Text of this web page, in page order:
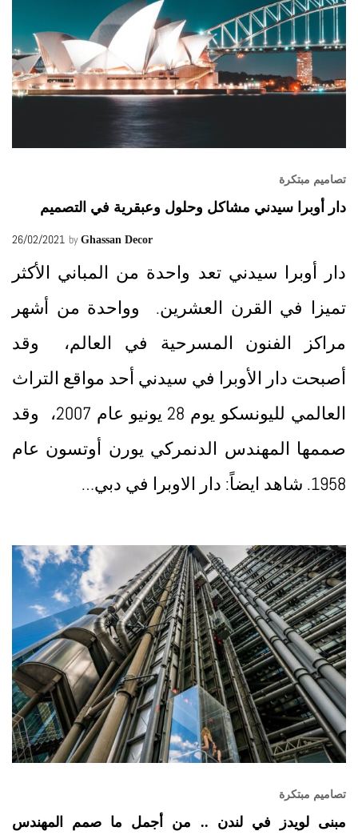
تصاميم مبتكرة
دار أوبرا سيدني مشاكل وحلول وعبقرية في التصميم
26/02/2021 by Ghassan Decor
دار أوبرا سيدني تعد واحدة من المباني الأكثر
تميزا في القرن العشرين. وواحدة من أشهر
مراكز الفنون المسرحية في العالم، وقد
أصبحت دار الأوبرا في سيدني أحد مواقع التراث
العالمي لليونسكو يوم 28 يونيو عام 2007، وقد
صممها المهندس الدنمركي يورن أوتسون عام
1958. شاهد ايضاً: دار الاوبرا في دبي…
تصاميم مبتكرة
مبنى لويدز في لندن .. من أجمل ما صمم المهندس